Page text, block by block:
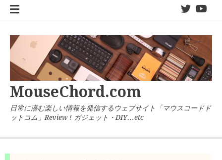
twitter
MouseChord.com
日常に潜む楽しい情報を発信するウェブサイト「マウスコードド
ットコム」Review ! ガジェット・DIY…etc